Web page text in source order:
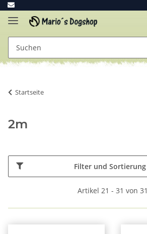
Startseite
2m
Filter und Sortierung
Artikel 21 - 31 von 31